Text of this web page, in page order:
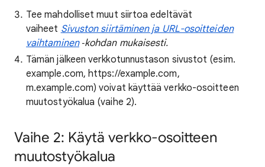
Tee mahdolliset muut siirtoa edeltävät
vaiheet Sivuston siirtäminen ja URL-osoitteiden
vaihtaminen‑kohdan mukaisesti.
Tämän jälkeen verkkotunnustason sivustot (esim.
example.com, https://example.com,
m.example.com) voivat käyttää verkko-osoitteen
muutostyökalua (vaihe 2).
Vaihe 2: Käytä verkko-osoitteen
muutostyökalua